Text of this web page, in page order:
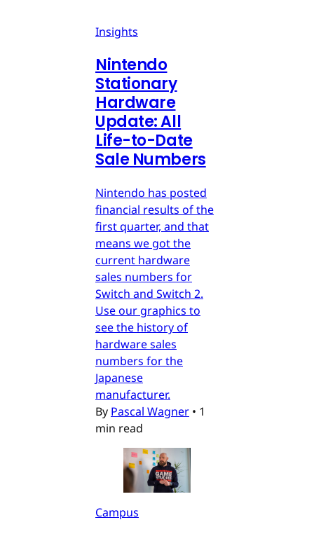
Insights
Nintendo
Stationary
Hardware
Update: All
Life-to-Date
Sale Numbers
Nintendo has posted
financial results of the
first quarter, and that
means we got the
current hardware
sales numbers for
Switch and Switch 2.
Use our graphics to
see the history of
hardware sales
numbers for the
Japanese
manufacturer.
By Pascal Wagner • 1
min read
Campus